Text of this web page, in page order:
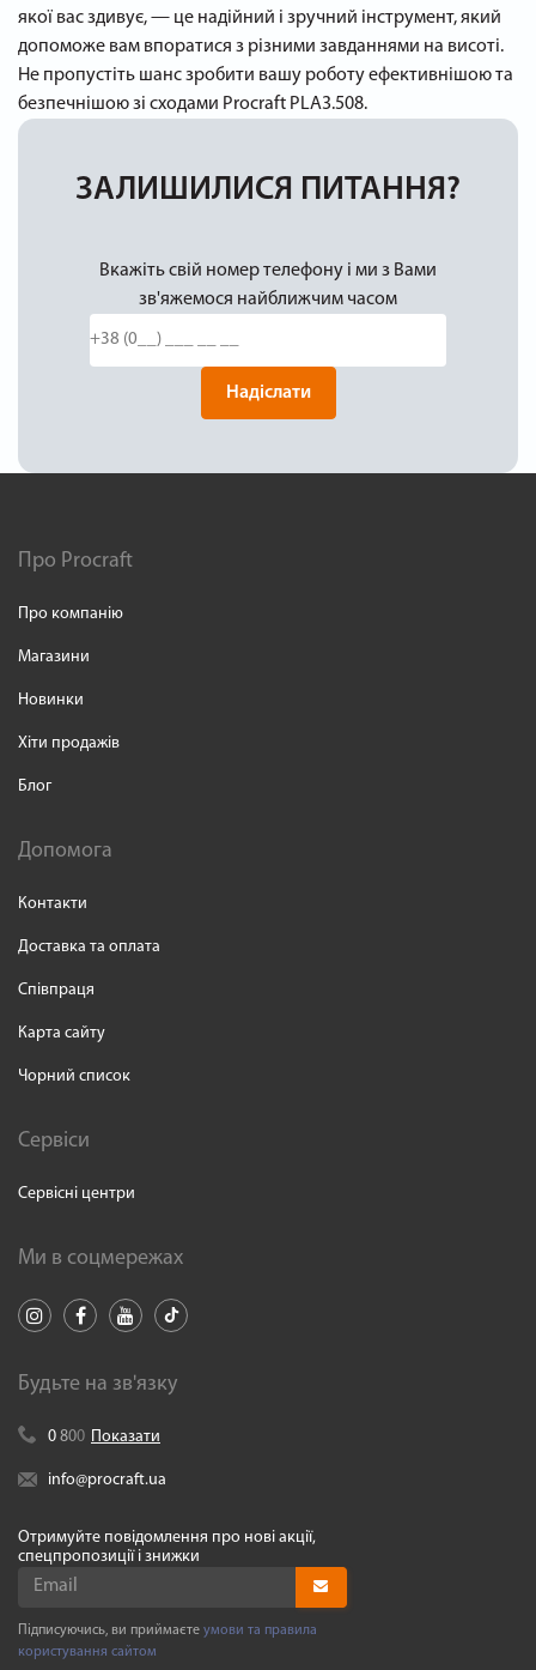
якої вас здивує, — це надійний і зручний інструмент, який
допоможе вам впоратися з різними завданнями на висоті.
Не пропустіть шанс зробити вашу роботу ефективнішою та
безпечнішою зі сходами Procraft PLA3.508.
ЗАЛИШИЛИСЯ ПИТАННЯ?
Вкажіть свій номер телефону і ми з Вами
зв'яжемося найближчим часом
Надіслати
Про Procraft
Про компанію
Магазини
Новинки
Хіти продажів
Блог
Допомога
Контакти
Доставка та оплата
Співпраця
Карта сайту
Чорний список
Сервіси
Сервісні центри
Ми в соцмережах
Будьте на зв'язку
0 800 Показати
info@procraft.ua
Отримуйте повідомлення про нові акції,
спецпропозиції і знижки
Підписуючись, ви приймаєте умови та правила
користування сайтом